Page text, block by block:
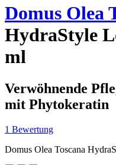
Domus Olea
HydraStyle
ml
Verwöhnende
mit Phytokeratin
1 Bewertung
Domus Olea Toscana